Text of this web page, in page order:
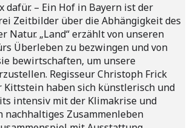
dafür. – Ein Hof in Bayern ist der
Zeitbilder über die Abhängigkeit des
Natur. „Land“ erzählt von unseren
Überleben zu bezwingen und von
bewirtschaften, um unsere
Regisseur Christoph Frick
Kittstein haben sich künstlerisch und
intensiv mit der Klimakrise und
nachhaltiges Zusammenleben